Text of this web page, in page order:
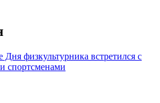
физкультурника встретился с
спортсменами